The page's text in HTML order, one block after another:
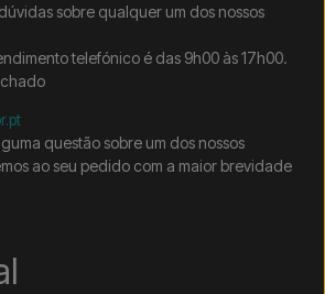
sobre qualquer um dos nossos
telefónico é das 9h00 às 17h00.
questão sobre um dos nossos
ao seu pedido com a maior brevidade